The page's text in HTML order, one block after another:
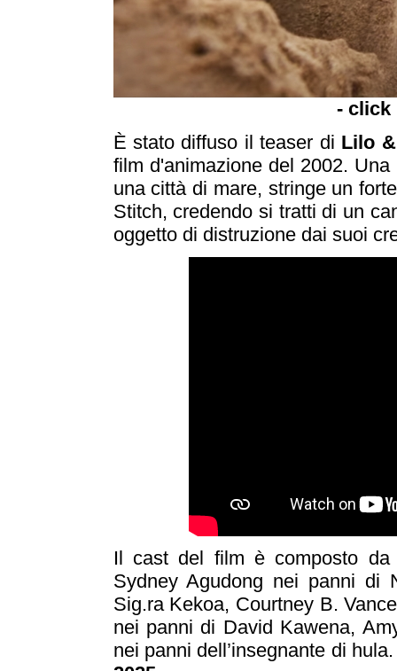
- click
È stato diffuso il teaser di Lilo
film d'animazione del 2002.
una città di mare, stringe un
Stitch, credendo si tratti di un
oggetto di distruzione dai suoi
Il cast del film è composto
Sydney Agudong nei panni di
Sig.ra Kekoa, Courtney B.
nei panni di David Kawena,
nei panni dell’insegnante di